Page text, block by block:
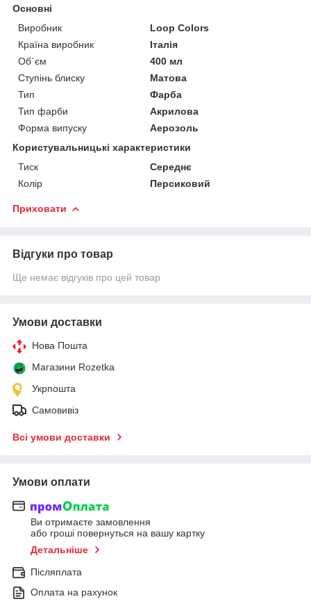
Основні
Виробник
Loop Colors
Країна виробник
Італія
Об`єм
400 мл
Ступінь блиску
Матова
Тип
Фарба
Тип фарби
Акрилова
Форма випуску
Аерозоль
Користувальницькі характеристики
Тиск
Середнє
Колір
Персиковий
Приховати
Відгуки про товар
Ще немає відгуків про цей товар
Умови доставки
Нова Пошта
Магазини Rozetka
Укрпошта
Самовивіз
Всі умови доставки
Умови оплати
Ви отримаєте замовлення
або гроші повернуться на вашу картку
Детальніше
Післяплата
Оплата на рахунок